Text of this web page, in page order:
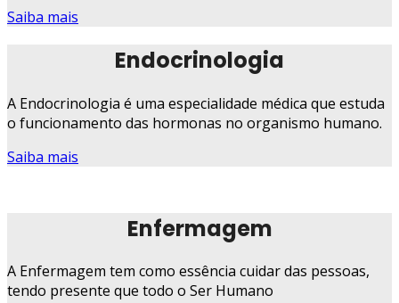
Saiba mais
Endocrinologia
A Endocrinologia é uma especialidade médica que estuda
o funcionamento das hormonas no organismo humano.
Saiba mais
Enfermagem
A Enfermagem tem como essência cuidar das pessoas,
tendo presente que todo o Ser Humano